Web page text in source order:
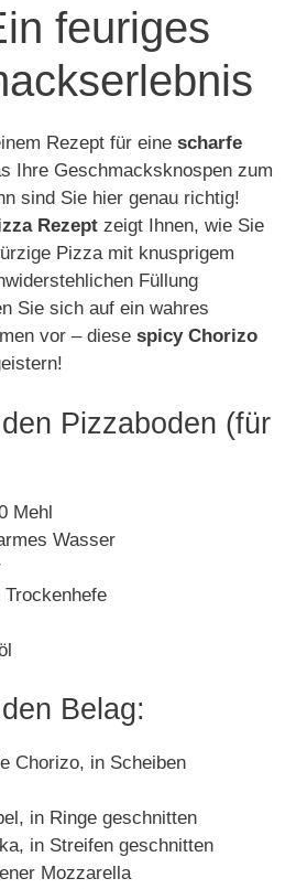
feuriges
Rezept für eine scharfe
Ihre Geschmacksknospen zum
sind Sie hier genau richtig!
Rezept zeigt Ihnen, wie Sie
Pizza mit knusprigem
Füllung
Sie sich auf ein wahres
vor – diese spicy Chorizo
Pizzaboden (für
Mehl
Wasser
Belag:
Chorizo, in Scheiben
in Ringe geschnitten
in Streifen geschnitten
Mozzarella